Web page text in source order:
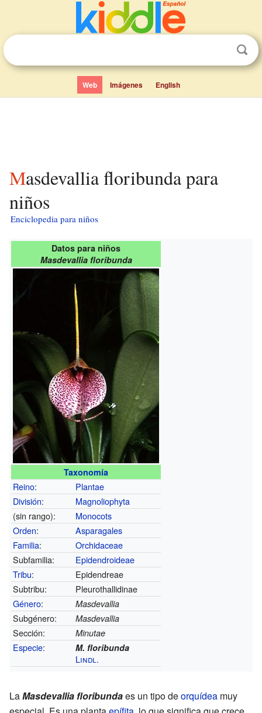
Web Imágenes English
Masdevallia floribunda para
niños
Enciclopedia para niños
Datos para niños
Masdevallia floribunda
Taxonomía
Reino:
Plantae
División:
Magnoliophyta
(sin rango):
Monocots
Orden:
Asparagales
Familia:
Orchidaceae
Subfamilia:
Epidendroideae
Tribu:
Epidendreae
Subtribu:
Pleurothallidinae
Género: Masdevallia
Subgénero: Masdevallia
Sección: Minutae
Especie: M. floribunda
Lindl.
LaMasdevallia floribundaes un tipo deorquídea muy